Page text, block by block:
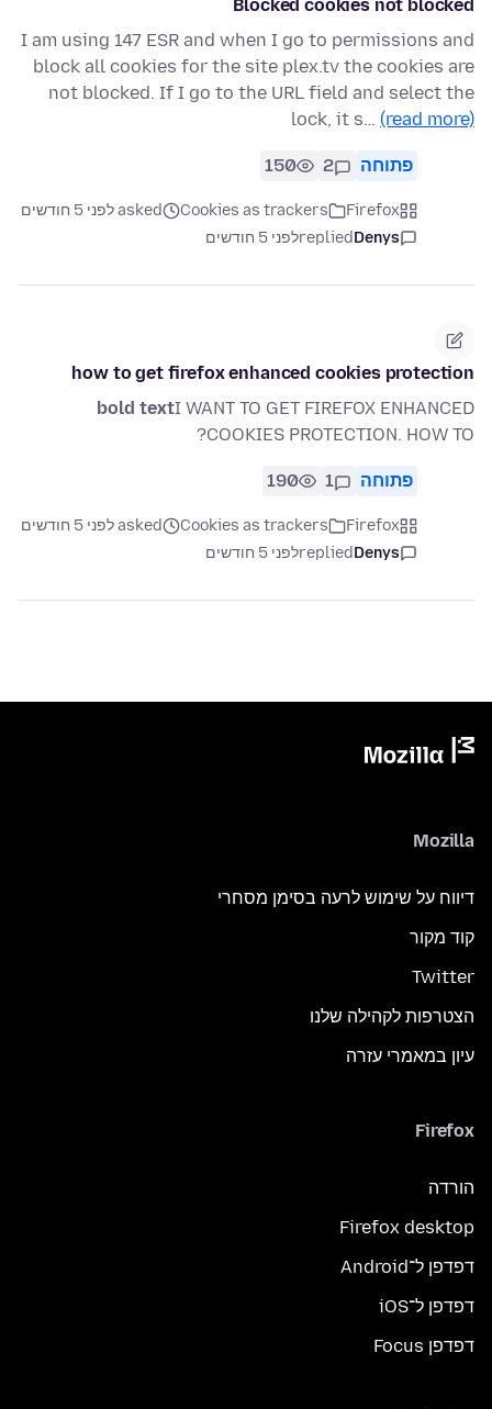
Blocked cookies not blocked
I am using 147 ESR and when I go to permissions and
block all cookies for the site plex.tv the cookies are
not blocked. If I go to the URL field and select the
lock, it s… (read more)
פתוחה 2
150
Firefox
Cookies as trackers
asked לפני 5 חודשים
Denys
repliedלפני 5 חודשים
how to get firefox enhanced cookies protection
bold textI WANT TO GET FIREFOX ENHANCED
COOKIES PROTECTION. HOW TO?
פתוחה 1
190
Firefox
Cookies as trackers
asked לפני 5 חודשים
Denys
repliedלפני 5 חודשים
Mozilla
דיווח על שימוש לרעה בסימן מסחרי
קוד מקור
Twitter
הצטרפות לקהילה שלנו
עיון במאמרי עזרה
Firefox
הורדה
Firefox desktop
דפדפן ל־Android
דפדפן ל־iOS
דפדפן Focus